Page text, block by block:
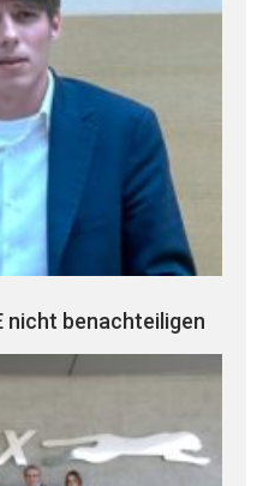
nicht benachteiligen